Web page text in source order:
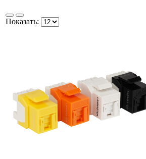
Показать: